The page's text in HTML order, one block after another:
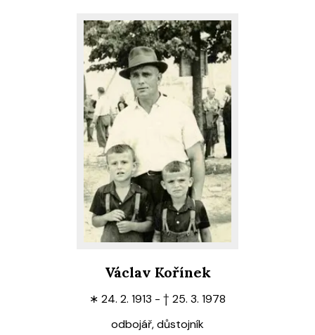
Václav Kořínek
∗ 24. 2. 1913 - † 25. 3. 1978
odbojář, důstojník